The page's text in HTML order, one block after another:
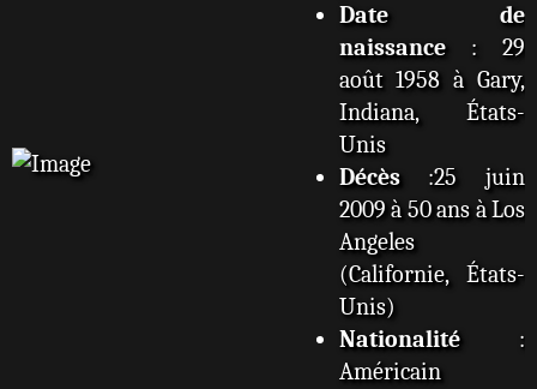
Date de
naissance: 29
août 1958 à Gary,
Indiana, États-
Unis
Décès:25 juin
2009 à 50 ans à Los
Angeles
(Californie, États-
Unis)
Nationalité:
Américain